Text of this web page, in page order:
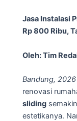
Jasa Instalasi
Rp 800 Ribu,
Oleh: Tim
Bandung, 2026
renovasi
sliding
estetikanya.